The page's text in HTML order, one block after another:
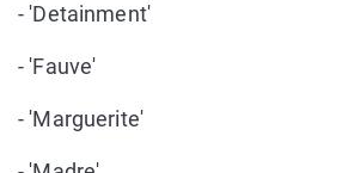
- 'Detainment'
- 'Fauve'
- 'Marguerite'